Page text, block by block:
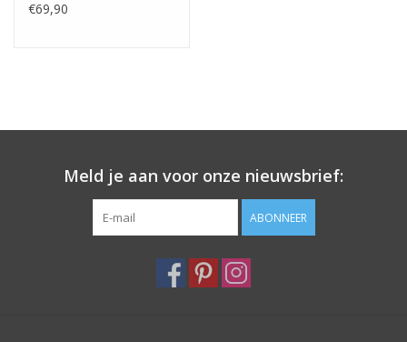
€69,90
Meld je aan voor onze nieuwsbrief:
ABONNEER